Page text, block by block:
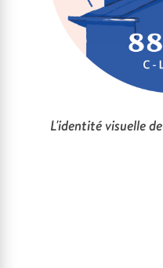
L'identité visuelle de